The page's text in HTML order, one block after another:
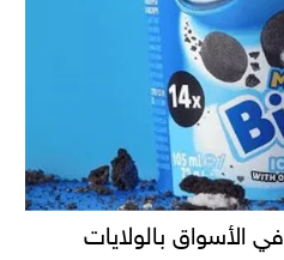
أوريو تُطلق Oreo Bites في الأسواق بالولايات